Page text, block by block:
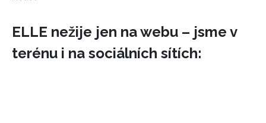
ELLE nežije jen na webu – jsme v
terénu i na sociálních sítích: